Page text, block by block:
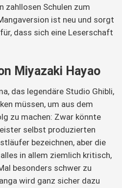
zahllosen Schulen zum
ist neu und sorgt
dass sich eine Leserschaft
Miyazaki Hayao
das legendäre Studio Ghibli,
müssen, um aus dem
zu machen: Zwar könnte
selbst produzierten
bezeichnen, aber die
in allem ziemlich kritisch,
besonders schwer zu
wird ganz sicher dazu